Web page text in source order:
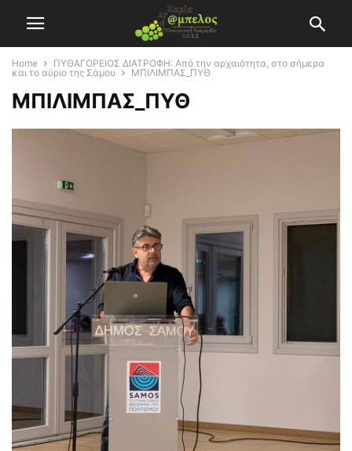
Home
ΠΥΘΑΓΟΡΕΙΟΣ ΔΙΑΤΡΟΦΗ: Από την αρχαιότητα, στο σήμερα
και το αύριο της Σάμου
ΜΠΙΛΙΜΠΑΣ_ΠΥΘ
ΜΠΙΛΙΜΠΑΣ_ΠΥΘ